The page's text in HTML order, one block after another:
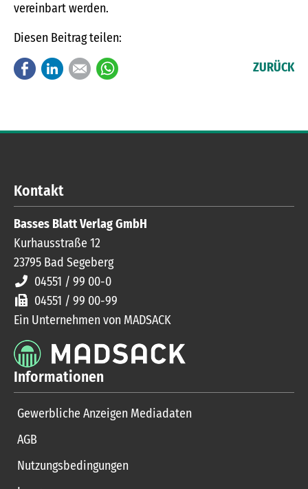
vereinbart werden.
Diesen Beitrag teilen:
FacebookLinkedInE-mail ZURÜCK
Kontakt
Basses Blatt Verlag GmbH
Kurhausstraße 12
23795 Bad Segeberg
04551 / 99 00-0
04551 / 99 00-99
Ein Unternehmen von MADSACK
Informationen
Gewerbliche Anzeigen Mediadaten
AGB
Nutzungsbedingungen